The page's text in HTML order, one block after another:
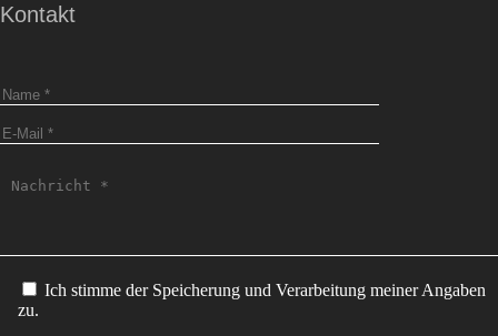
Kontakt
Ich stimme der Speicherung und Verarbeitung meiner Angaben
zu.